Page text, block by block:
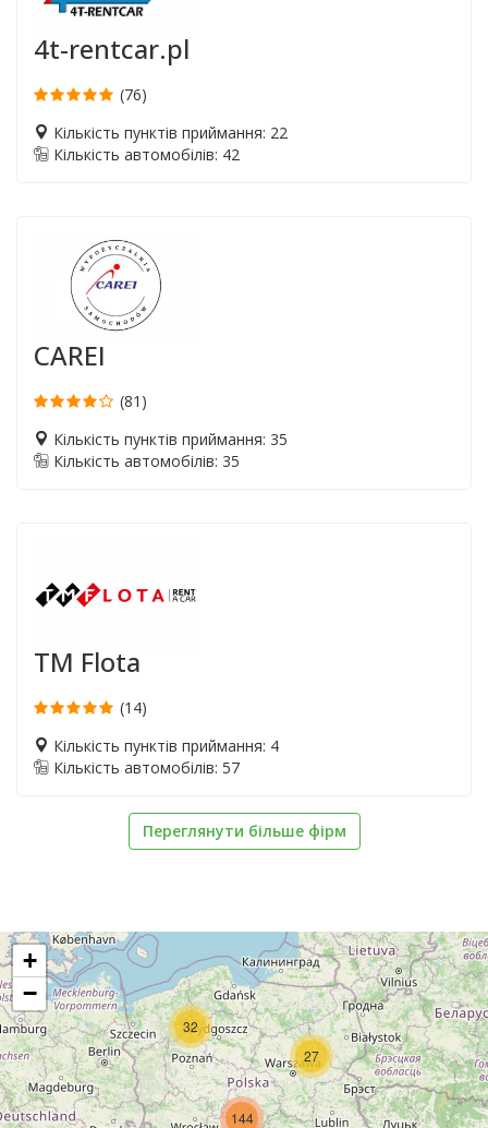
4t-rentcar.pl
(76)
Кількість пунктів приймання: 22
Кількість автомобілів: 42
CAREI
(81)
Кількість пунктів приймання: 35
Кількість автомобілів: 35
TM Flota
(14)
Кількість пунктів приймання: 4
Кількість автомобілів: 57
Переглянути більше фірм
32
27
144
+
−